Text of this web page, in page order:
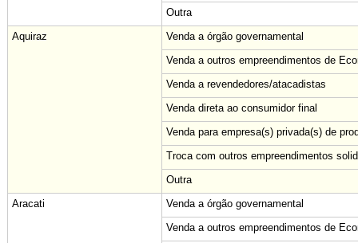
Outra
Aquiraz
Venda a órgão governamental
Venda a outros empreendimentos de
Venda a revendedores/atacadistas
Venda direta ao consumidor final
Venda para empresa(s) privada(s) de
Troca com outros empreendimentos
Outra
Aracati
Venda a órgão governamental
Venda a outros empreendimentos de